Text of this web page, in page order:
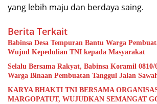
yang lebih maju dan berdaya saing.
Berita Terkait
Babinsa Desa Tempuran Bantu Warga
Wujud Kepedulian TNI kepada Masyarakat
Selalu Bersama Rakyat, Babinsa Koramil
Warga Binaan Pembuatan Tanggul Jalan
KARYA BHAKTI TNI BERSAMA
MARGOPATUT, WUJUDKAN SEMANGAT